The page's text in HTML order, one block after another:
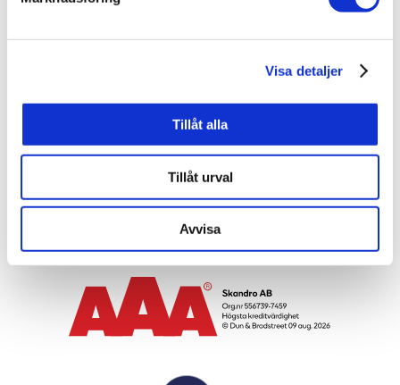
Visa detaljer
Tillåt alla
Tillåt urval
Avvisa
Skruvgatan 7
Directions
Order reception +46 371-330 40
+46 371-333 76
info@skandro.se